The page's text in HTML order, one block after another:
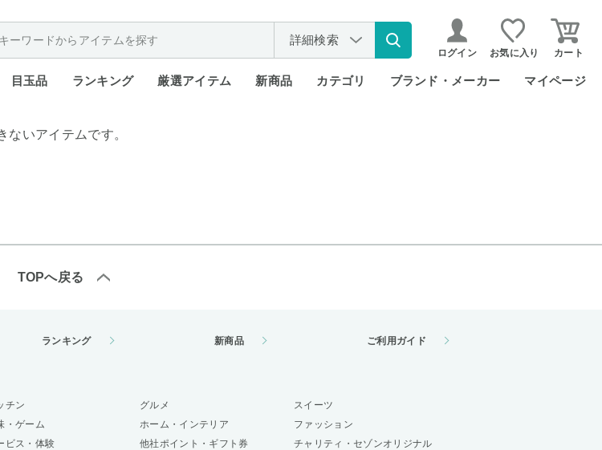
詳細検索
ログイン お気に入り カート
目玉品 ランキング 厳選アイテム 新商品 カテゴリ ブランド・メーカー マイページ
いアイテムです。
TOPへ戻る
ランキング 新商品 ご利用ガイド
チン グルメ
スイーツ
・ゲーム ホーム・インテリア
ファッション
ビス・体験 他社ポイント・ギフト券 チャリティ・セゾンオリジナル